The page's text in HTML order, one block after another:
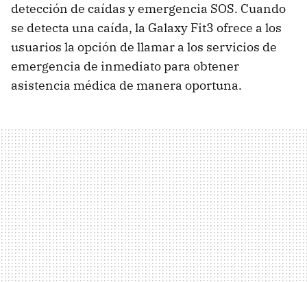
detección de caídas y emergencia SOS. Cuando
se detecta una caída, la Galaxy Fit3 ofrece a los
usuarios la opción de llamar a los servicios de
emergencia de inmediato para obtener
asistencia médica de manera oportuna.